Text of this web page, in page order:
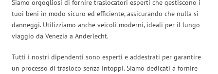
Siamo orgogliosi di fornire traslocatori esperti che gestiscono i
tuoi beni in modo sicuro ed efficiente, assicurando che nulla si
danneggi. Utilizziamo anche veicoli moderni, ideali per il lungo
viaggio da Venezia a Anderlecht.
Tutti i nostri dipendenti sono esperti e addestrati per garantire
un processo di trasloco senza intoppi. Siamo dedicati a fornire